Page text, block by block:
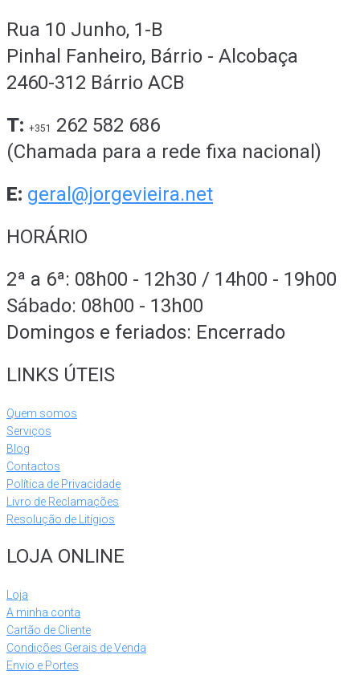
Rua 10 Junho, 1-B
Pinhal Fanheiro, Bárrio - Alcobaça
2460-312 Bárrio ACB
T: +351
262 582 686
(Chamada para a rede fixa nacional)
E: geral@jorgevieira.net
HORÁRIO
2ª a 6ª: 08h00 - 12h30 / 14h00 - 19h00
Sábado: 08h00 - 13h00
Domingos e feriados: Encerrado
LINKS ÚTEIS
Quem somos
Serviços
Blog
Contactos
Política de Privacidade
Livro de Reclamações
Resolução de Litígios
LOJA ONLINE
Loja
A minha conta
Cartão de Cliente
Condições Gerais de Venda
Envio e Portes